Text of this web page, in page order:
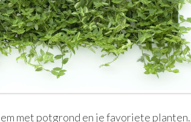
met potgrond en je favoriete planten.